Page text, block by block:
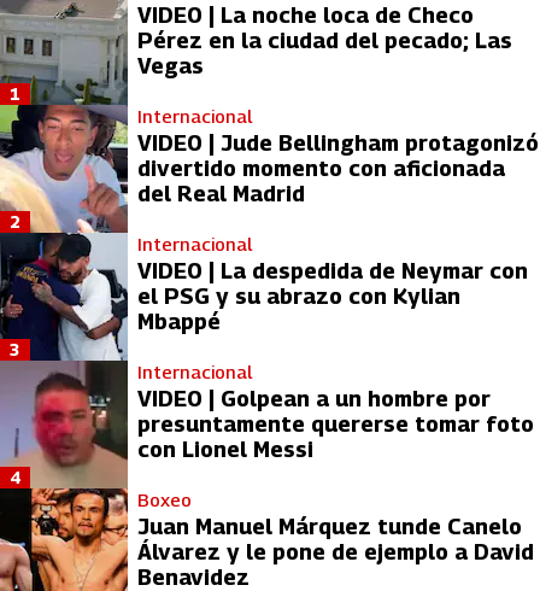
VIDEO | La noche loca de Checo
Pérez en la ciudad del pecado; Las
Vegas
1
Internacional
VIDEO | Jude Bellingham protagonizó
divertido momento con aficionada
del Real Madrid
2
Internacional
VIDEO | La despedida de Neymar con
el PSG y su abrazo con Kylian
Mbappé
3
Internacional
VIDEO | Golpean a un hombre por
presuntamente quererse tomar foto
con Lionel Messi
4
Boxeo
Juan Manuel Márquez tunde Canelo
Álvarez y le pone de ejemplo a David
Benavidez